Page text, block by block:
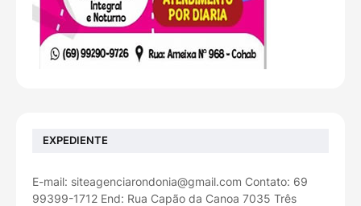
EXPEDIENTE
E-mail: siteagenciarondonia@gmail.com Contato: 69
99399-1712 End: Rua Capão da Canoa 7035 Três